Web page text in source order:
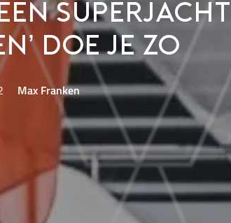
superjacht
doe je zo
Max Franken